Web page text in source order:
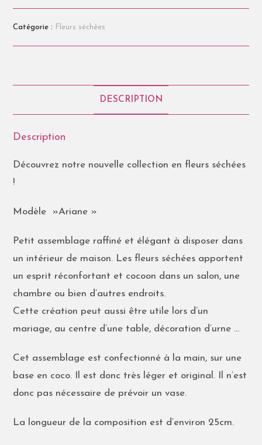
Catégorie : Fleurs séchées
DESCRIPTION
Description
Découvrez notre nouvelle collection en fleurs séchées
!
Modèle »Ariane »
Petit assemblage raffiné et élégant à disposer dans
un intérieur de maison. Les fleurs séchées apportent
un esprit réconfortant et cocoon dans un salon, une
chambre ou bien d’autres endroits.
Cette création peut aussi être utile lors d’un
mariage, au centre d’une table, décoration d’urne …
Cet assemblage est confectionné à la main, sur une
base en coco. Il est donc très léger et original. Il n’est
donc pas nécessaire de prévoir un vase.
La longueur de la composition est d’environ 25cm.